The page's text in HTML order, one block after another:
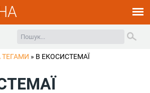
» В ЕКОСИСТЕМАЇ